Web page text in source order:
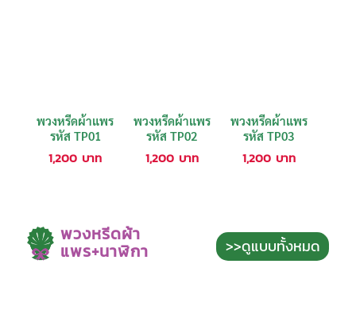
พวงหรีดผ้าแพร
รหัส TP01
1,200 บาท
พวงหรีดผ้าแพร
รหัส TP02
1,200 บาท
พวงหรีดผ้าแพร
รหัส TP03
1,200 บาท
พวงหรีดผ้า
แพร+นาฬิกา >>ดูแบบทั้งหมด